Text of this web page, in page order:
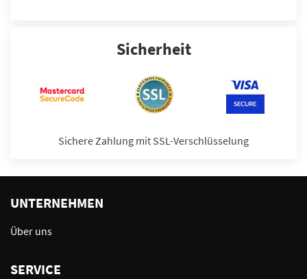
Sicherheit
Sichere Zahlung mit SSL-Verschlüsselung
UNTERNEHMEN
Über uns
SERVICE